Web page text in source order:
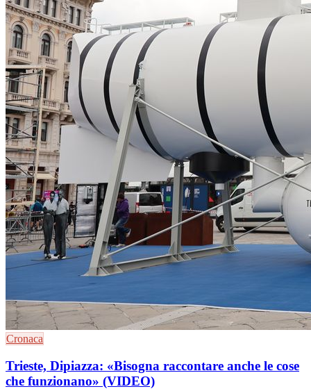
Cronaca
Trieste, Dipiazza: «Bisogna raccontare anche le cose
che funzionano» (VIDEO)